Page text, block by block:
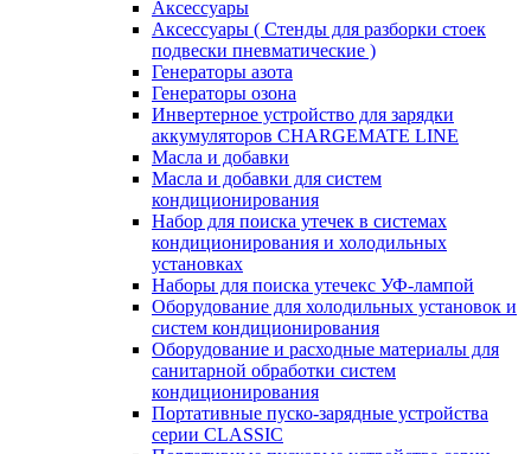
Аксессуары
Аксессуары ( Стенды для разборки стоек
подвески пневматические )
Генераторы азота
Генераторы озона
Инвертерное устройство для зарядки
аккумуляторов CHARGEMATE LINE
Масла и добавки
Масла и добавки для систем
кондиционирования
Набор для поиска утечек в системах
кондиционирования и холодильных
установках
Наборы для поиска утечекс УФ-лампой
Оборудование для холодильных установок и
систем кондиционирования
Оборудование и расходные материалы для
санитарной обработки систем
кондиционирования
Портативные пуско-зарядные устройства
серии CLASSIC